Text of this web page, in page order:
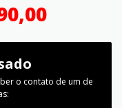
o contato de um de